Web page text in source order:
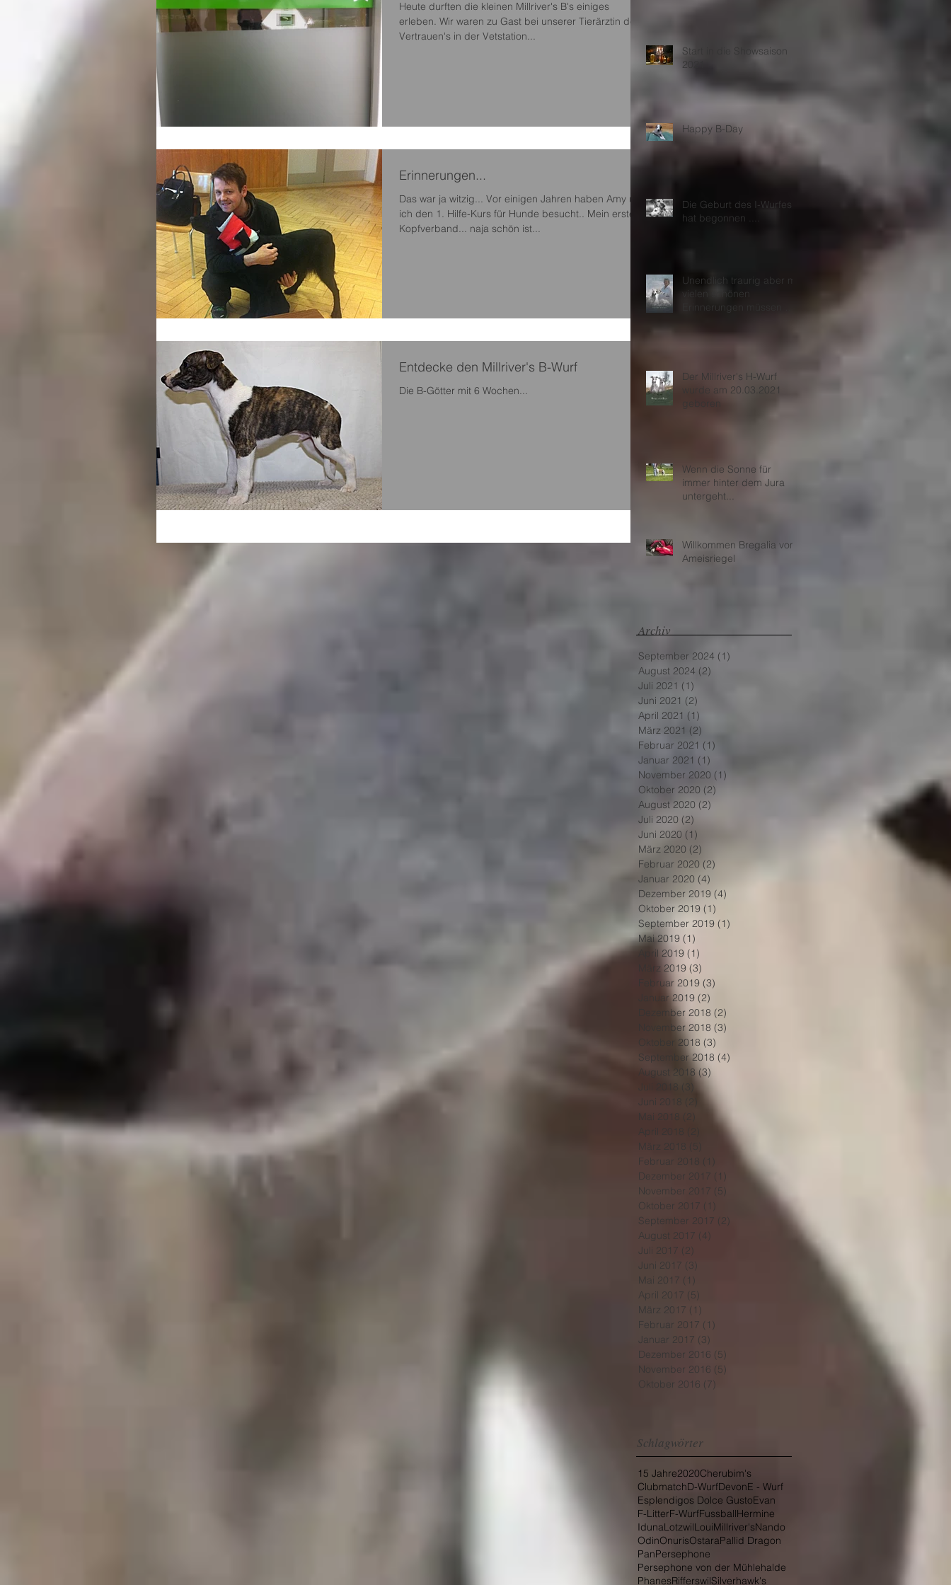
Heute durften die kleinen Millriver's B's einiges
erleben. Wir waren zu Gast bei unserer Tierärztin des
Vertrauen's in der Vetstation...
Erinnerungen...
Das war ja witzig... Vor einigen Jahren haben Amy und
ich den 1. Hilfe-Kurs für Hunde besucht.. Mein erster
Kopfverband... naja schön ist...
Entdecke den Millriver's B-Wurf
Die B-Götter mit 6 Wochen...
Start in die Showsaison
2021
Happy B-Day
Die Geburt des I-Wurfes
hat begonnen ....
Unendlich traurig aber mit
vielen schönen
Erinnerungen müssen wir
Der Millriver's H-Wurf
wurde am 20.03.2021
geboren
Wenn die Sonne für
immer hinter dem Jura
untergeht...
Willkommen Bregalia vom
Ameisriegel
Archiv
September 2024 (1)
August 2024 (2)
Juli 2021 (1)
Juni 2021 (2)
April 2021 (1)
März 2021 (2)
Februar 2021 (1)
Januar 2021 (1)
November 2020 (1)
Oktober 2020 (2)
August 2020 (2)
Juli 2020 (2)
Juni 2020 (1)
März 2020 (2)
Februar 2020 (2)
Januar 2020 (4)
Dezember 2019 (4)
Oktober 2019 (1)
September 2019 (1)
Mai 2019 (1)
April 2019 (1)
März 2019 (3)
Februar 2019 (3)
Januar 2019 (2)
Dezember 2018 (2)
November 2018 (3)
Oktober 2018 (3)
September 2018 (4)
August 2018 (3)
Juli 2018 (3)
Juni 2018
2 Beiträge
Mai 2018
(2) 2 Beiträge
April 2018
2 Beiträge
März 2018
5 Beiträge
Februar 2018 (1) 1 Beitrag
Dezember 2017 (1) 1 Beitrag
November 2017 (5) 5 Beiträge
Oktober 2017 (1)
September 2017 (2)
August 2017 (4)
Juli 2017 (2)
Juni 2017 (3)
Mai 2017 (1)
April 2017 (5)
März 2017 (1)
Februar 2017 (1)
Januar 2017 (3)
Dezember 2016 (5)
November 2016 (5)
Oktober 2016 (7)
Schlagwörter
15 Jahre2020Cherubim's
ClubmatchD-WurfDevonE - Wurf
Esplendigos Dolce GustoEvan
F-LitterF-WurfFussballHermine
IdunaLotzwilLouiMillriver'sNando
OdinOnurisOstaraPallid Dragon
PanPersephone
Persephone von der Mühlehalde
PhanesRifferswilSilverhawk's